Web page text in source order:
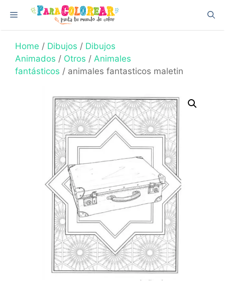
content
Menu
Home / Dibujos / Dibujos
Animados / Otros / Animales
fantásticos / animales fantasticos maletin